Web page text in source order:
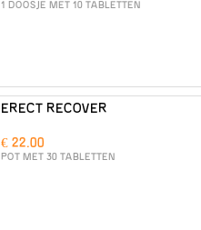
1 DOOSJE MET 10 TABLETTEN
ERECT RECOVER
€ 22.00
POT MET 30 TABLETTEN